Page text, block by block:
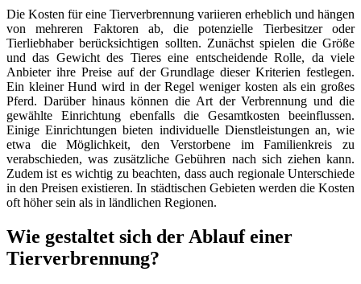
Die Kosten für eine Tierverbrennung variieren erheblich und hängen
von mehreren Faktoren ab, die potenzielle Tierbesitzer oder
Tierliebhaber berücksichtigen sollten. Zunächst spielen die Größe
und das Gewicht des Tieres eine entscheidende Rolle, da viele
Anbieter ihre Preise auf der Grundlage dieser Kriterien festlegen.
Ein kleiner Hund wird in der Regel weniger kosten als ein großes
Pferd. Darüber hinaus können die Art der Verbrennung und die
gewählte Einrichtung ebenfalls die Gesamtkosten beeinflussen.
Einige Einrichtungen bieten individuelle Dienstleistungen an, wie
etwa die Möglichkeit, den Verstorbene im Familienkreis zu
verabschieden, was zusätzliche Gebühren nach sich ziehen kann.
Zudem ist es wichtig zu beachten, dass auch regionale Unterschiede
in den Preisen existieren. In städtischen Gebieten werden die Kosten
oft höher sein als in ländlichen Regionen.
Wie gestaltet sich der Ablauf einer
Tierverbrennung?